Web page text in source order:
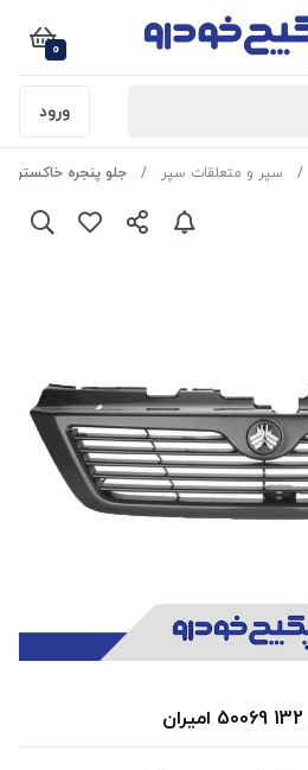
0
ورود
سپر و متعلقات سپر جلو پنجره خاکستری پراید 132